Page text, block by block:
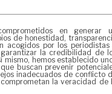
en generar
de honestidad,
acogidos por los periodistas
la credibilidad de
hemos establecido
buscan prevenir
inadecuados de conflicto
la veracidad de